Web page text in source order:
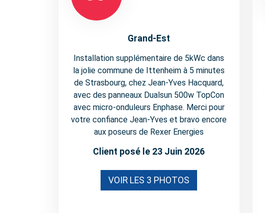
Grand-Est
Installation supplémentaire de 5kWc dans
la jolie commune de Ittenheim à 5 minutes
de Strasbourg, chez Jean-Yves Hacquard,
avec des panneaux Dualsun 500w TopCon
avec micro-onduleurs Enphase. Merci pour
votre confiance Jean-Yves et bravo encore
aux poseurs de Rexer Energies
Client posé le 23 Juin 2026
VOIR LES 3 PHOTOS